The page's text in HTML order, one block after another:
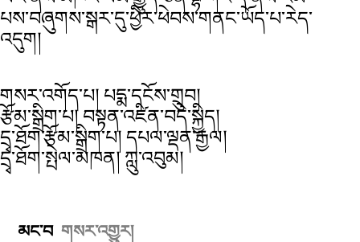
པས་བཞུགས་སྒར་དུ་ཕྱིར་ཕེབས་གནང་ཡོད་པ་རེད་
འདུག།
གསར་འགོད་པ། པདྨ་དངོས་གྲུབ།
རྩོམ་སྒྲིག་པ། བསྟན་འཛིན་བདེ་སྐྱིད།
དྲྭ་ཐོག་རྩོམ་སྒྲིག་པ། དཔལ་ལྡན་རྒྱལ།
དྲྭ་ཐོག་སྤེལ་མཁན། ཀླུ་འབུམ།
མང་བ གསར་འགྱུར།